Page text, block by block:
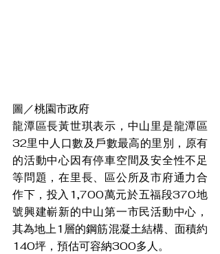
圖／桃園市政府
龍潭區長黃世琪表示，中山里是龍潭區
32里中人口數及戶數最高的里別，原有
的活動中心因有停車空間及安全性不足
等問題，在里長、區公所及市府通力合
作下，投入1,700萬元於五福段370地
號興建嶄新的中山第一市民活動中心，
其為地上1層的鋼筋混凝土結構、面積約
140坪，預估可容納300多人。